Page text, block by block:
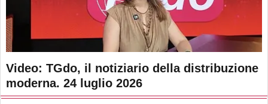
Video: TGdo, il notiziario della distribuzione
moderna. 24 luglio 2026